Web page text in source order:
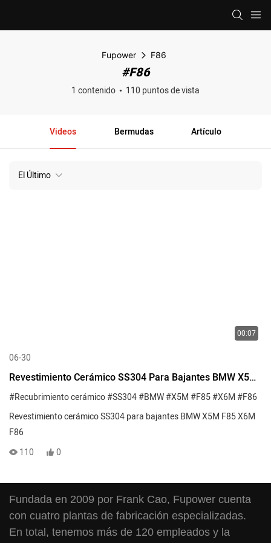
Fupower F86
#F86
1 contenido 110 puntos de vista
Videos Bermudas Artículo
El Último
00:07
06-30
Revestimiento Cerámico SS304 Para Bajantes BMW X5M
F85 X6M F86
#Recubrimiento cerámico#SS304#BMW#X5M#F85#X6M#F86
Revestimiento cerámico SS304 para bajantes BMW X5M F85 X6M
F86
110
0
Fundada en 2009 por Frank Cao, Fupower cuenta
con cuatro plantas de fabricación especializadas.
En total, tenemos más de 120 empleados y la